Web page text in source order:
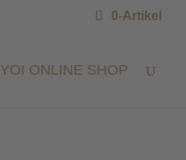
0-Artikel
YOI ONLINE SHOP